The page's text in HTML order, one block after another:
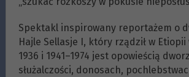
Spektakl inspirowany reportażem o
Hajle Sellasje I, który rządził w Etiopii
1936 i 1941–1974 jest opowieścią
służalczości, donosach,